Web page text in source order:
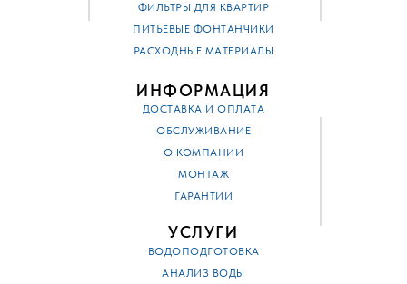
ИНФОРМАЦИЯ
ФИЛЬТРЫ ДЛЯ КВАРТИР
ПИТЬЕВЫЕ ФОНТАНЧИКИ
РАСХОДНЫЕ МАТЕРИАЛЫ
УСЛУГИ
ДОСТАВКА И ОПЛАТА
ОБСЛУЖИВАНИЕ
О КОМПАНИИ
МОНТАЖ
ГАРАНТИИ
ВОДОПОДГОТОВКА
АНАЛИЗ ВОДЫ